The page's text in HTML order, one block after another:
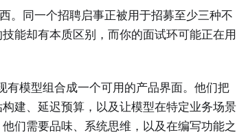
。同一个招聘启事正被用于招募至少三种不
能却有本质区别，而你的面试环可能正在用
有模型组合成一个可用的产品界面。他们把
建、延迟预算，以及让模型在特定业务场景
们需要品味、系统思维，以及在编写功能之